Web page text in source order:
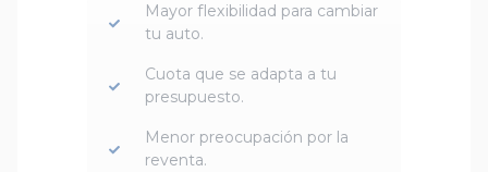
Mayor flexibilidad para cambiar
tu auto.
Cuota que se adapta a tu
presupuesto.
Menor preocupación por la
reventa.